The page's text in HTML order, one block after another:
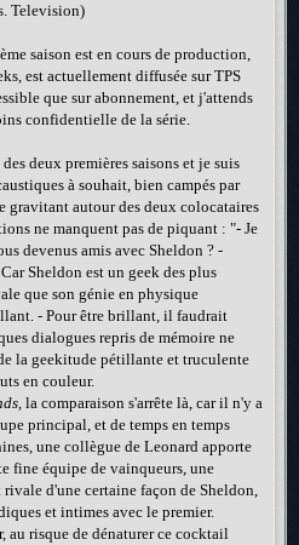
Television)
saison est en cours de production,
est actuellement diffusée sur TPS
que sur abonnement, et j'attends
confidentielle de la série.
deux premières saisons et je suis
à souhait, bien campés par
gravitant autour des deux colocataires
ne manquent pas de piquant : "- Je
devenus amis avec Sheldon ? -
Sheldon est un geek des plus
que son génie en physique
- Pour être brillant, il faudrait
dialogues repris de mémoire ne
la geekitude pétillante et truculente
en couleur.
, la comparaison s'arrête là, car il n'y a
principal, et de temps en temps
une collègue de Leonard apporte
fine équipe de vainqueurs, une
d'une certaine façon de Sheldon,
et intimes avec le premier.
au risque de dénaturer ce cocktail